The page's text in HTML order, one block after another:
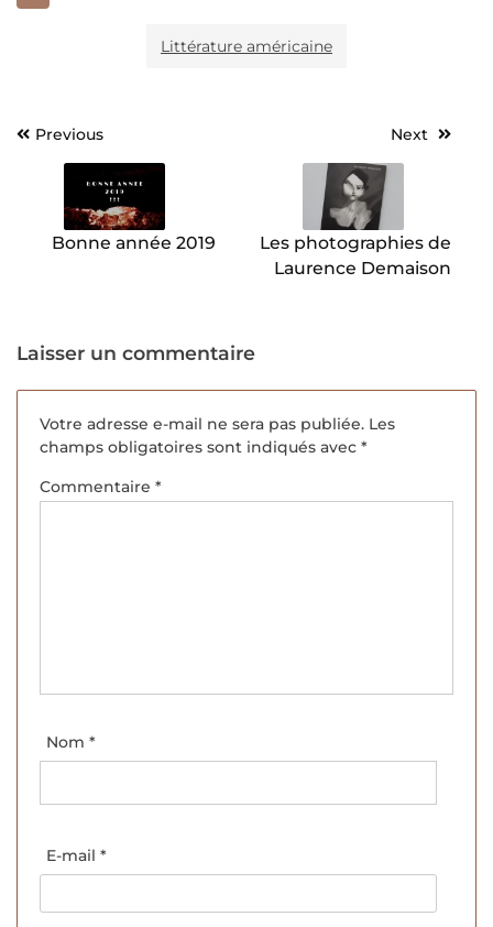
Littérature américaine
Navigation
l’article
Previous
Bonne année 2019
Next
Les photographies de
Laurence Demaison
Laisser un commentaire
Votre adresse e-mail ne sera pas publiée. Les
champs obligatoires sont indiqués avec *
Commentaire *
Nom *
E-mail *